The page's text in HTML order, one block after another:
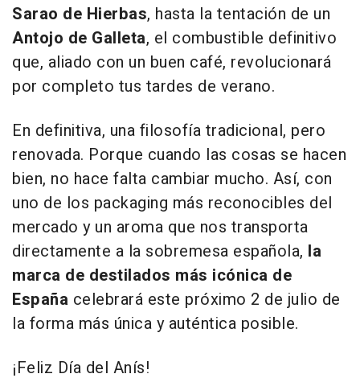
Sarao de Hierbas, hasta la tentación de un
Antojo de Galleta, el combustible definitivo
que, aliado con un buen café, revolucionará
por completo tus tardes de verano.
En definitiva, una filosofía tradicional, pero
renovada. Porque cuando las cosas se hacen
bien, no hace falta cambiar mucho. Así, con
uno de los packaging más reconocibles del
mercado y un aroma que nos transporta
directamente a la sobremesa española, la
marca de destilados más icónica de
España celebrará este próximo 2 de julio de
la forma más única y auténtica posible.
¡Feliz Día del Anís!